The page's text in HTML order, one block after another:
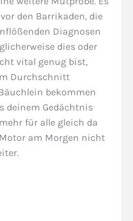
den Barrikaden, die
Diagnosen
dies oder
vital genug bist,
Durchschnitt
bekommen
deinem Gedächtnis
für alle gleich da
am Morgen nicht